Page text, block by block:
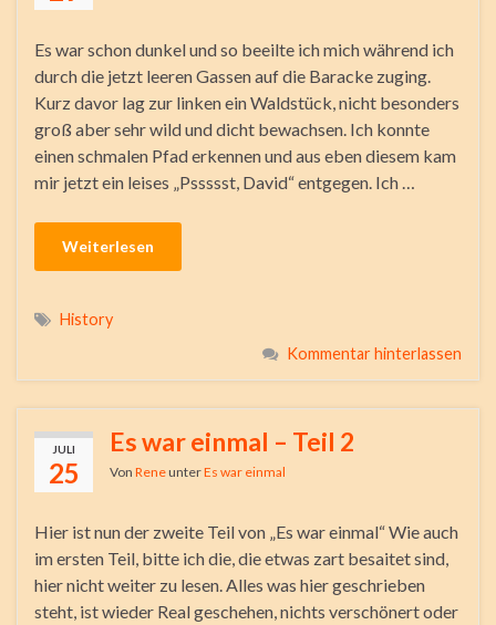
Es war schon dunkel und so beeilte ich mich während ich
durch die jetzt leeren Gassen auf die Baracke zuging.
Kurz davor lag zur linken ein Waldstück, nicht besonders
groß aber sehr wild und dicht bewachsen. Ich konnte
einen schmalen Pfad erkennen und aus eben diesem kam
mir jetzt ein leises „Pssssst, David“ entgegen. Ich …
Weiterlesen
History
Kommentar hinterlassen
JULI
25
Es war einmal – Teil 2
Von ReneunterEs war einmal
Hier ist nun der zweite Teil von „Es war einmal“ Wie auch
im ersten Teil, bitte ich die, die etwas zart besaitet sind,
hier nicht weiter zu lesen. Alles was hier geschrieben
steht, ist wieder Real geschehen, nichts verschönert oder